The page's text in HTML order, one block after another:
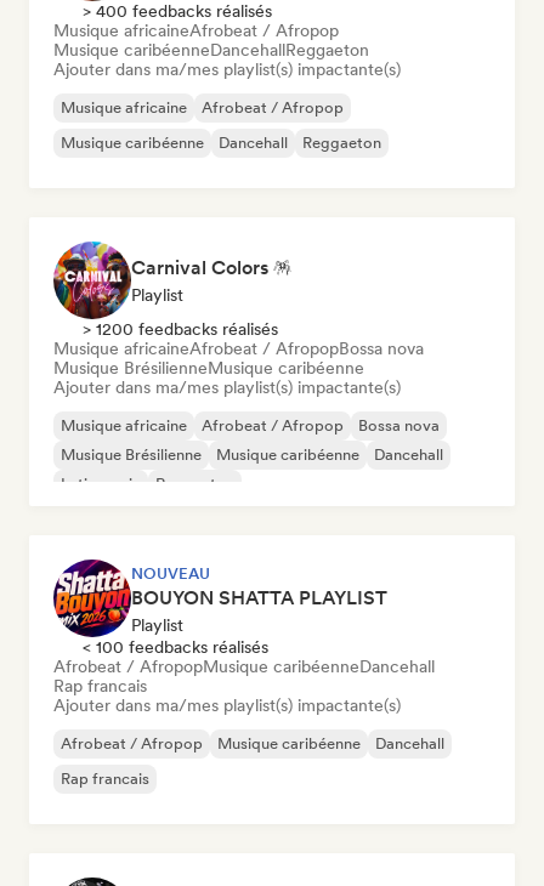
> 400 feedbacks réalisés
Musique africaineAfrobeat / Afropop
Musique caribéenneDancehallReggaeton
Ajouter dans ma/mes playlist(s) impactante(s)
Musique africaine
Afrobeat / Afropop
Musique caribéenne
Dancehall Reggaeton
Carnival Colors 🪅
Playlist
> 1200 feedbacks réalisés
Musique africaineAfrobeat / AfropopBossa nova
Musique BrésilienneMusique caribéenne
Ajouter dans ma/mes playlist(s) impactante(s)
Musique africaine Afrobeat / Afropop
Bossa nova
Musique Brésilienne
Musique caribéenne
Dancehall
Latin music
Reggaeton
NOUVEAU
BOUYON SHATTA PLAYLIST
Playlist
< 100 feedbacks réalisés
Afrobeat / AfropopMusique caribéenneDancehall
Rap francais
Ajouter dans ma/mes playlist(s) impactante(s)
Afrobeat / Afropop Musique caribéenne
Dancehall
Rap francais